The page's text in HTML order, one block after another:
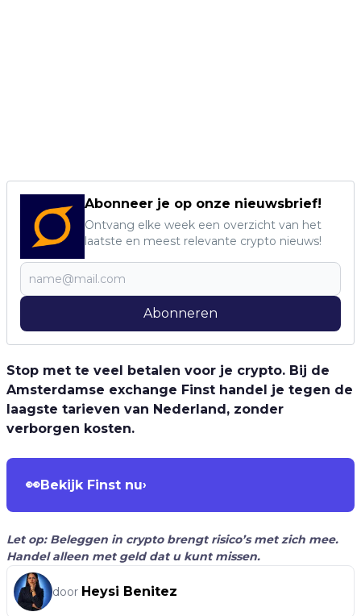
Abonneer je op onze nieuwsbrief!
Ontvang elke week een overzicht van het
laatste en meest relevante crypto nieuws!
Abonneren
Stop met te veel betalen voor je crypto. Bij de
Amsterdamse exchange Finst handel je tegen de
laagste tarieven van Nederland, zonder
verborgen kosten.
👀Bekijk Finst nu›
Let op: Beleggen in crypto brengt risico’s met zich mee.
Handel alleen met geld dat u kunt missen.
door Heysi Benitez